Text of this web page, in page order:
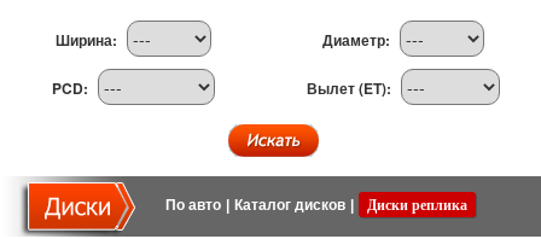
Ширина: Диаметр:
PCD: Вылет (ET):
По авто Каталог дисков Диски реплика